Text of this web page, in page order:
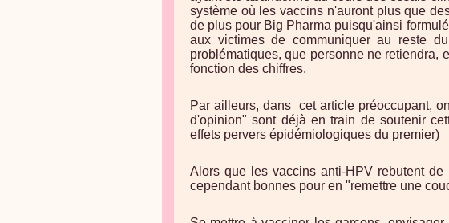
système où les vaccins n'auront plus que
de plus pour Big Pharma puisqu'ainsi
aux victimes de communiquer au reste
problématiques, que personne ne retiendra,
fonction des chiffres.
Par ailleurs, dans cet article préoccupant,
d'opinion" sont déjà en train de soutenir
effets pervers épidémiologiques du premier)
Alors que les vaccins anti-HPV rebutent
cependant bonnes pour en "remettre une